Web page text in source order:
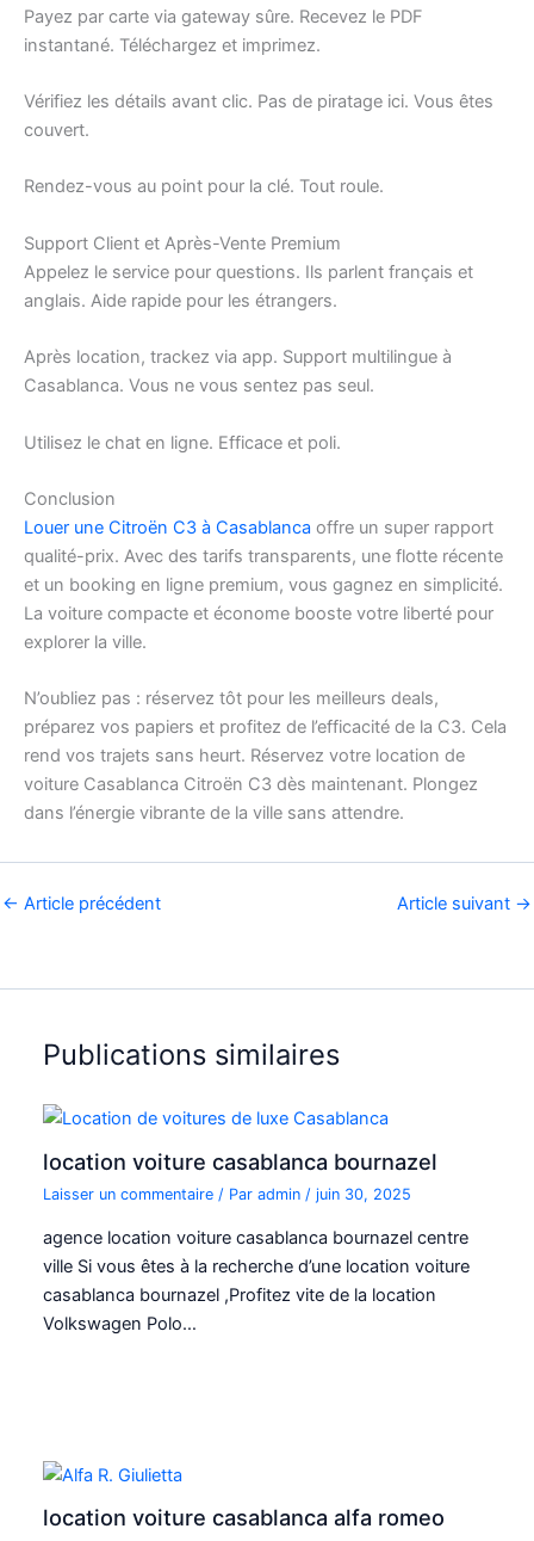
Payez par carte via gateway sûre. Recevez le PDF
instantané. Téléchargez et imprimez.
Vérifiez les détails avant clic. Pas de piratage ici. Vous êtes
couvert.
Rendez-vous au point pour la clé. Tout roule.
Support Client et Après-Vente Premium
Appelez le service pour questions. Ils parlent français et
anglais. Aide rapide pour les étrangers.
Après location, trackez via app. Support multilingue à
Casablanca. Vous ne vous sentez pas seul.
Utilisez le chat en ligne. Efficace et poli.
Conclusion
Louer une Citroën C3 à Casablanca offre un super rapport
qualité-prix. Avec des tarifs transparents, une flotte récente
et un booking en ligne premium, vous gagnez en simplicité.
La voiture compacte et économe booste votre liberté pour
explorer la ville.
N’oubliez pas : réservez tôt pour les meilleurs deals,
préparez vos papiers et profitez de l’efficacité de la C3. Cela
rend vos trajets sans heurt. Réservez votre location de
voiture Casablanca Citroën C3 dès maintenant. Plongez
dans l’énergie vibrante de la ville sans attendre.
← Article précédent Article suivant →
Publications similaires
location voiture casablanca bournazel
Laisser un commentaire / Paradmin /juin 30, 2025
agence location voiture casablanca bournazel centre
ville Si vous êtes à la recherche d’une location voiture
casablanca bournazel ,Profitez vite de la location
Volkswagen Polo…
location voiture casablanca alfa romeo